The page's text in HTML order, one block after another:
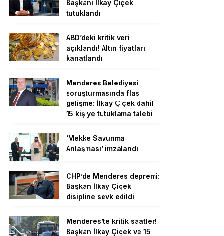
Başkanı İlkay Çiçek
tutuklandı
ABD’deki kritik veri
açıklandı! Altın fiyatları
kanatlandı
Menderes Belediyesi
soruşturmasında flaş
gelişme: İlkay Çiçek dahil
15 kişiye tutuklama talebi
‘Mekke Savunma
Anlaşması’ imzalandı
CHP’de Menderes depremi:
Başkan İlkay Çiçek
disipline sevk edildi
Menderes’te kritik saatler!
Başkan İlkay Çiçek ve 15